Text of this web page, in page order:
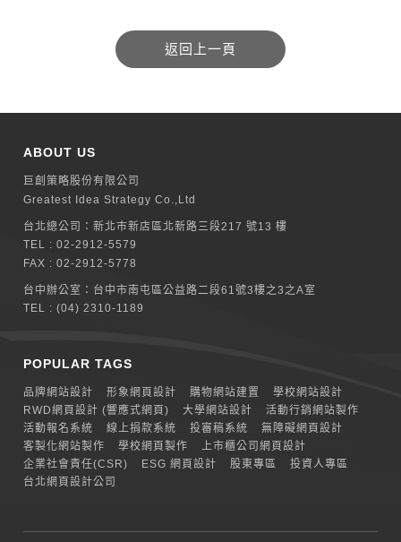
ABOUT US
巨創策略股份有限公司
Greatest Idea Strategy Co.,Ltd
台北總公司：新北巿新店區北新路三段217 號13 樓
TEL :02-2912-5579
FAX : 02-2912-5778
台中辦公室： 台中市南屯區公益路二段61號3樓之3之A室
TEL :(04) 2310-1189
POPULAR TAGS
品牌網站設計 形象網頁設計 購物網站建置
學校網站設計
RWD網頁設計 (響應式網頁)
大學網站設計
活動行銷網站製作
活動報名系統
線上捐款系統 投審稿系統
無障礙網頁設計
客製化網站製作
學校網頁製作
上市櫃公司網頁設計
企業社會責任(CSR)
ESG 網頁設計 股東專區
投資人專區
台北網頁設計公司